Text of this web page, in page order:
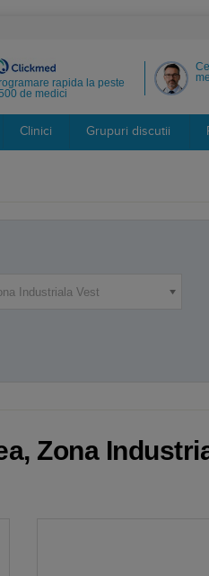
rapida la peste
de medici
Clinici Grupuri discutii
Industriala Vest
Zona